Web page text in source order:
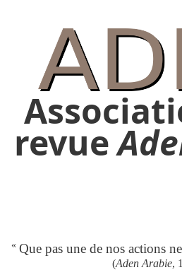
revue
« Que pas une de nos actions
(Aden Arabie,